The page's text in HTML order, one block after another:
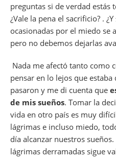
preguntas si de verdad estás
¿Vale la pena el sacrificio? .
ocasionadas por el miedo se
pero no debemos dejarlas
Nada me afectó tanto como
pensar en lo lejos que
pasaron y me di cuenta que
de mis sueños. Tomar la
vida en otro país es muy
lágrimas e incluso miedo,
día alcanzar nuestros
lágrimas derramadas sigue